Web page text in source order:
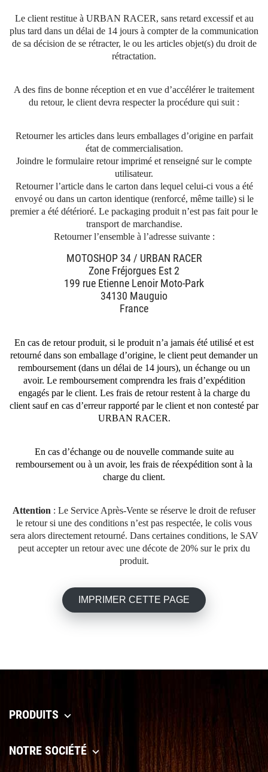
Le client restitue à URBAN RACER, sans retard excessif et au
plus tard dans un délai de 14 jours à compter de la communication
de sa décision de se rétracter, le ou les articles objet(s) du droit de
rétractation.
A des fins de bonne réception et en vue d’accélérer le traitement
du retour, le client devra respecter la procédure qui suit :
Retourner les articles dans leurs emballages d’origine en parfait
état de commercialisation.
Joindre le formulaire retour imprimé et renseigné sur le compte
utilisateur.
Retourner l’article dans le carton dans lequel celui-ci vous a été
envoyé ou dans un carton identique (renforcé, même taille) si le
premier a été détérioré. Le packaging produit n’est pas fait pour le
transport de marchandise.
Retourner l’ensemble à l’adresse suivante :
MOTOSHOP 34 / URBAN RACER
Zone Fréjorgues Est 2
199 rue Etienne Lenoir Moto-Park
34130 Mauguio
France
En cas de retour produit, si le produit n’a jamais été utilisé et est
retourné dans son emballage d’origine, le client peut demander un
remboursement (dans un délai de 14 jours), un échange ou un
avoir. Le remboursement comprendra les frais d’expédition
engagés par le client. Les frais de retour restent à la charge du
client sauf en cas d’erreur rapporté par le client et non contesté par
URBAN RACER.
En cas d’échange ou de nouvelle commande suite au
remboursement ou à un avoir, les frais de réexpédition sont à la
charge du client.
Attention : Le Service Après-Vente se réserve le droit de refuser
le retour si une des conditions n’est pas respectée, le colis vous
sera alors directement retourné. Dans certaines conditions, le SAV
peut accepter un retour avec une décote de 20% sur le prix du
produit.
PRODUITS 
NOTRE SOCIÉTÉ 